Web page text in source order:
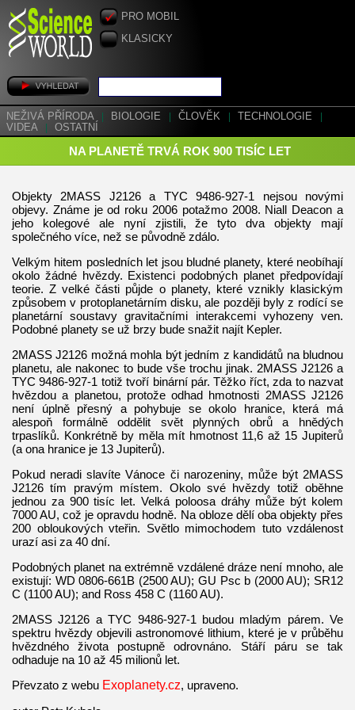
PRO MOBIL
KLASICKY
NEŽIVÁ PŘÍRODA BIOLOGIE ČLOVĚK TECHNOLOGIE
VIDEA
OSTATNÍ
NA PLANETĚ TRVÁ ROK 900 TISÍC LET
Objekty 2MASS J2126 a TYC 9486-927-1 nejsou novými
objevy. Známe je od roku 2006 potažmo 2008. Niall Deacon a
jeho kolegové ale nyní zjistili, že tyto dva objekty mají
společného více, než se původně zdálo.
Velkým hitem posledních let jsou bludné planety, které neobíhají
okolo žádné hvězdy. Existenci podobných planet předpovídají
teorie. Z velké části půjde o planety, které vznikly klasickým
způsobem v protoplanetárním disku, ale později byly z rodící se
planetární soustavy gravitačními interakcemi vyhozeny ven.
Podobné planety se už brzy bude snažit najít Kepler.
2MASS J2126 možná mohla být jedním z kandidátů na bludnou
planetu, ale nakonec to bude vše trochu jinak. 2MASS J2126 a
TYC 9486-927-1 totiž tvoří binární pár. Těžko říct, zda to nazvat
hvězdou a planetou, protože odhad hmotnosti 2MASS J2126
není úplně přesný a pohybuje se okolo hranice, která má
alespoň formálně oddělit svět plynných obrů a hnědých
trpaslíků. Konkrétně by měla mít hmotnost 11,6 až 15 Jupiterů
(a ona hranice je 13 Jupiterů).
Pokud neradi slavíte Vánoce či narozeniny, může být 2MASS
J2126 tím pravým místem. Okolo své hvězdy totiž oběhne
jednou za 900 tisíc let. Velká poloosa dráhy může být kolem
7000 AU, což je opravdu hodně. Na obloze dělí oba objekty přes
200 obloukových vteřin. Světlo mimochodem tuto vzdálenost
urazí asi za 40 dní.
Podobných planet na extrémně vzdálené dráze není mnoho, ale
existují: WD 0806-661B (2500 AU); GU Psc b (2000 AU); SR12
C (1100 AU); and Ross 458 C (1160 AU).
2MASS J2126 a TYC 9486-927-1 budou mladým párem. Ve
spektru hvězdy objevili astronomové lithium, které je v průběhu
hvězdného života postupně odrovnáno. Stáří páru se tak
odhaduje na 10 až 45 milionů let.
Převzato z webu Exoplanety.cz, upraveno.